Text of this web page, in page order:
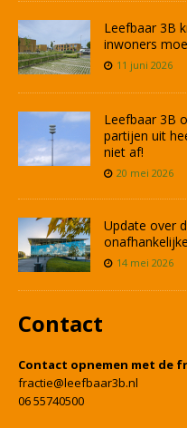
Leefbaar 3B
inwoners
11 juni 2026
Leefbaar 3B
partijen uit
niet af!
20 mei 2026
Update over
14 mei 2026
Contact
Contact opnemen met de
fractie@leefbaar3b.nl
06 55740500